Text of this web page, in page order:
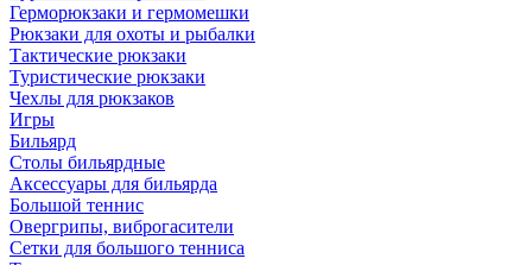
Герморюкзаки и гермомешки
Рюкзаки для охоты и рыбалки
Тактические рюкзаки
Туристические рюкзаки
Чехлы для рюкзаков
Игры
Бильярд
Столы бильярдные
Аксессуары для бильярда
Большой теннис
Овергрипы, виброгасители
Сетки для большого тенниса